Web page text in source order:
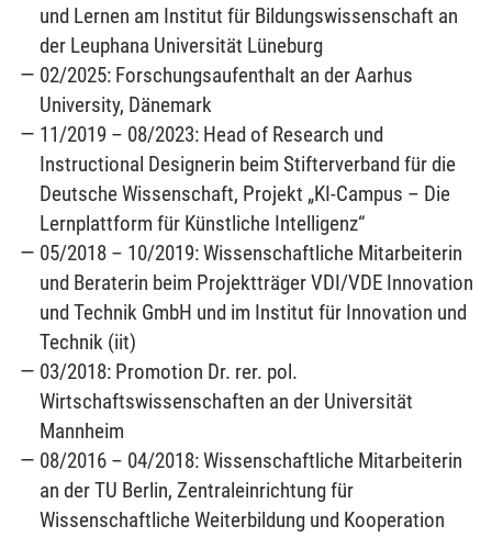
und Lernen am Institut für Bildungswissenschaft an
der Leuphana Universität Lüneburg
02/2025: Forschungsaufenthalt an der Aarhus
University, Dänemark
11/2019 – 08/2023: Head of Research und
Instructional Designerin beim Stifterverband für die
Deutsche Wissenschaft, Projekt „KI-Campus – Die
Lernplattform für Künstliche Intelligenz“
05/2018 – 10/2019: Wissenschaftliche Mitarbeiterin
und Beraterin beim Projektträger VDI/VDE Innovation
und Technik GmbH und im Institut für Innovation und
Technik (iit)
03/2018: Promotion Dr. rer. pol.
Wirtschaftswissenschaften an der Universität
Mannheim
08/2016 – 04/2018: Wissenschaftliche Mitarbeiterin
an der TU Berlin, Zentraleinrichtung für
Wissenschaftliche Weiterbildung und Kooperation